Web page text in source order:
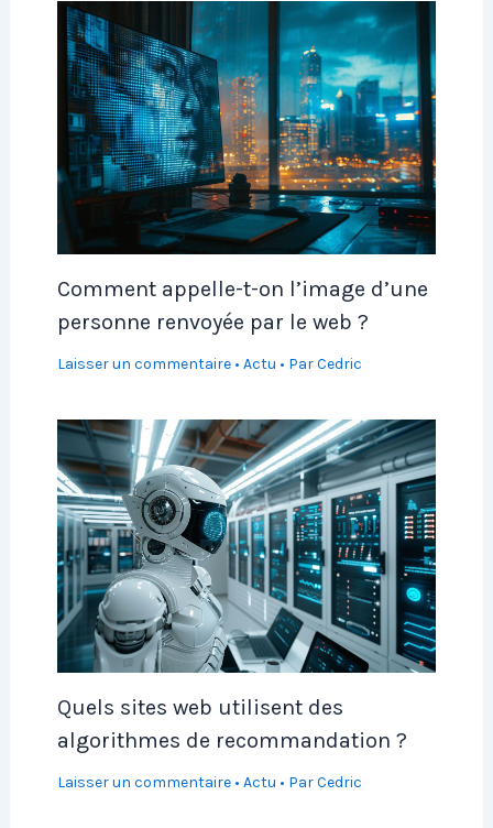
Comment appelle-t-on l’image d’une
personne renvoyée par le web ?
Laisser un commentaire • Actu • ParCedric
Quels sites web utilisent des
algorithmes de recommandation ?
Laisser un commentaire • Actu • ParCedric